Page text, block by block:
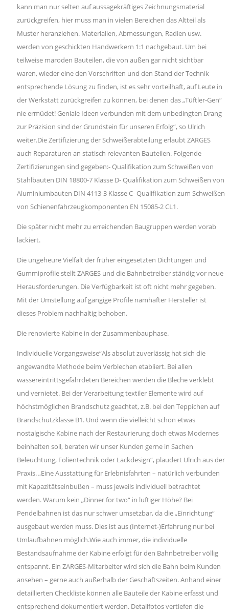
kann man nur selten auf aussagekräftiges Zeichnungsmaterial
zurückgreifen, hier muss man in vielen Bereichen das Altteil als
Muster heranziehen. Materialien, Abmessungen, Radien usw.
werden von geschickten Handwerkern 1:1 nachgebaut. Um bei
teilweise maroden Bauteilen, die von außen gar nicht sichtbar
waren, wieder eine den Vorschriften und den Stand der Technik
entsprechende Lösung zu finden, ist es sehr vorteilhaft, auf Leute in
der Werkstatt zurückgreifen zu können, bei denen das „Tüftler-Gen“
nie ermüdet! Geniale Ideen verbunden mit dem unbedingten Drang
zur Präzision sind der Grundstein für unseren Erfolg“, so Ulrich
weiter.Die Zertifizierung der Schweißerabteilung erlaubt ZARGES
auch Reparaturen an statisch relevanten Bauteilen. Folgende
Zertifizierungen sind gegeben:- Qualifikation zum Schweißen von
Stahlbauten DIN 18800-7 Klasse D- Qualifikation zum Schweißen von
Aluminiumbauten DIN 4113-3 Klasse C- Qualifikation zum Schweißen
von Schienenfahrzeugkomponenten EN 15085-2 CL1.
Die später nicht mehr zu erreichenden Baugruppen werden vorab
lackiert.
Die ungeheure Vielfalt der früher eingesetzten Dichtungen und
Gummiprofile stellt ZARGES und die Bahnbetreiber ständig vor neue
Herausforderungen. Die Verfügbarkeit ist oft nicht mehr gegeben.
Mit der Umstellung auf gängige Profile namhafter Hersteller ist
dieses Problem nachhaltig behoben.
Die renovierte Kabine in der Zusammenbauphase.
Individuelle Vorgangsweise“Als absolut zuverlässig hat sich die
angewandte Methode beim Verblechen etabliert. Bei allen
wassereintrittsgefährdeten Bereichen werden die Bleche verklebt
und vernietet. Bei der Verarbeitung textiler Elemente wird auf
höchstmöglichen Brandschutz geachtet, z.B. bei den Teppichen auf
Brandschutzklasse B1. Und wenn die vielleicht schon etwas
nostalgische Kabine nach der Restaurierung doch etwas Modernes
beinhalten soll, beraten wir unser Kunden gerne in Sachen
Beleuchtung, Folientechnik oder Lackdesign“, plaudert Ulrich aus der
Praxis. „Eine Ausstattung für Erlebnisfahrten – natürlich verbunden
mit Kapazitätseinbußen – muss jeweils individuell betrachtet
werden. Warum kein „Dinner for two“ in luftiger Höhe? Bei
Pendelbahnen ist das nur schwer umsetzbar, da die „Einrichtung“
ausgebaut werden muss. Dies ist aus (Internet-)Erfahrung nur bei
Umlaufbahnen möglich.Wie auch immer, die individuelle
Bestandsaufnahme der Kabine erfolgt für den Bahnbetreiber völlig
entspannt. Ein ZARGES-Mitarbeiter wird sich die Bahn beim Kunden
ansehen – gerne auch außerhalb der Geschäftszeiten. Anhand einer
detaillierten Checkliste können alle Bauteile der Kabine erfasst und
entsprechend dokumentiert werden. Detailfotos vertiefen die